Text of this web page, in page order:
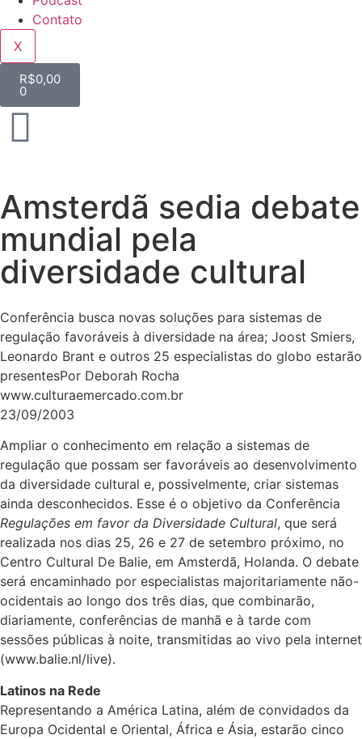
Contato
X
R$0,00
0
Amsterdã sedia debate
mundial pela
diversidade cultural
Conferência busca novas soluções para sistemas de
regulação favoráveis à diversidade na área; Joost Smiers,
Leonardo Brant e outros 25 especialistas do globo estarão
presentesPor Deborah Rocha
www.culturaemercado.com.br
23/09/2003
Ampliar o conhecimento em relação a sistemas de
regulação que possam ser favoráveis ao desenvolvimento
da diversidade cultural e, possivelmente, criar sistemas
ainda desconhecidos. Esse é o objetivo da Conferência
Regulações em favor da Diversidade Cultural, que será
realizada nos dias 25, 26 e 27 de setembro próximo, no
Centro Cultural De Balie, em Amsterdã, Holanda. O debate
será encaminhado por especialistas majoritariamente não-
ocidentais ao longo dos três dias, que combinarão,
diariamente, conferências de manhã e à tarde com
sessões públicas à noite, transmitidas ao vivo pela internet
(www.balie.nl/live).
Latinos na Rede
Representando a América Latina, além de convidados da
Europa Ocidental e Oriental, África e Ásia, estarão cinco